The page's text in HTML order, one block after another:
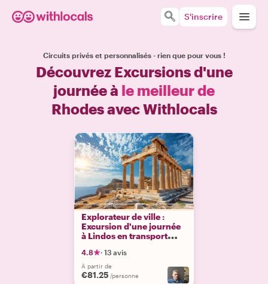
S'inscrire
Circuits privés et personnalisés - rien que pour vous !
Découvrez Excursions d'une
journée à le meilleur de
Rhodes avec Withlocals
Explorateur de ville :
Excursion d'une journée
à Lindos en transport
4.8 · 13 avis
À partir de
€81.25 /personne